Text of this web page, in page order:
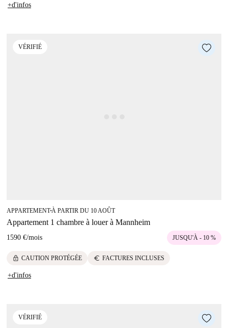
+d'infos
VÉRIFIÉ
APPARTEMENT■À PARTIR DU 10 AOÛT
Appartement 1 chambre à louer à Mannheim
1590 €/mois JUSQU'À - 10 %
lock CAUTION PROTÉGÉE euro FACTURES INCLUSES
+d'infos
VÉRIFIÉ